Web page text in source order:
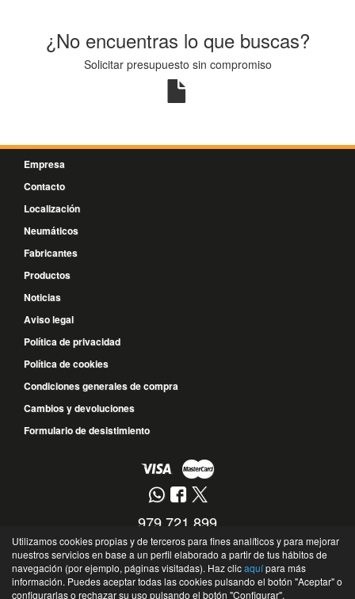
¿No encuentras lo que buscas?
Solicitar presupuesto sin compromiso
Empresa
Contacto
Localización
Neumáticos
Fabricantes
Productos
Noticias
Aviso legal
Política de privacidad
Política de cookies
Condiciones generales de compra
Cambios y devoluciones
Formulario de desistimiento
979 721 899
677 572 017
Calle Guipúzcoa, 10 - 34004 - Palencia - Palencia - España
©Soto Recambios- 2026 - Tienda online de recambios de Gira
Utilizamos cookies propias y de terceros para fines analíticos y para mejorar
nuestros servicios en base a un perfil elaborado a partir de tus hábitos de
navegación (por ejemplo, páginas visitadas). Haz clicaquípara más
información. Puedes aceptar todas las cookies pulsando el botón "Aceptar" o
configurarlas o rechazar su uso pulsando el botón "Configurar".